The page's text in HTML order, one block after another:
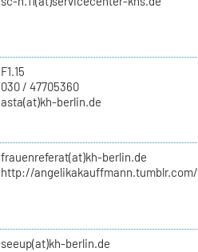
F1.15
030 / 47705360
asta(at)kh-berlin.de
frauenreferat(at)kh-berlin.de
http://angelikakauffmann.tumblr.com/
seeup(at)kh-berlin.de